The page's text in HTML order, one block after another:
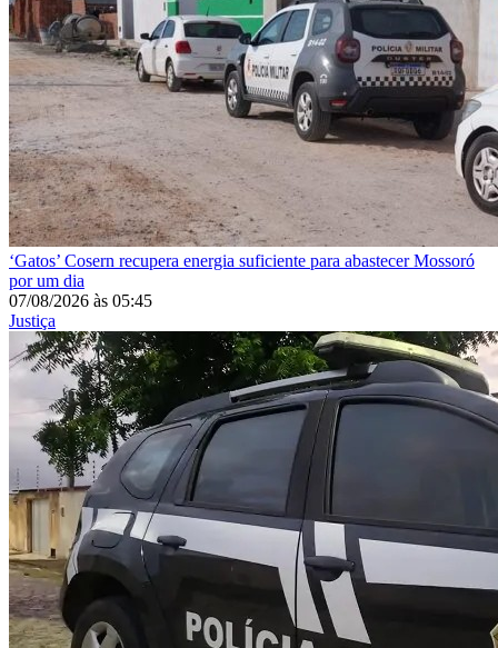
‘Gatos’ Cosern recupera energia suficiente para abastecer Mossoró
por um dia
07/08/2026 às 05:45
Justiça